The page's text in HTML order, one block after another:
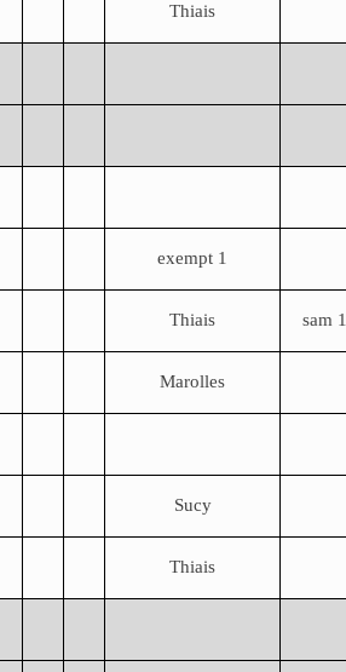
Thiais
exempt 1
Thiais sam
Marolles
Sucy
Thiais